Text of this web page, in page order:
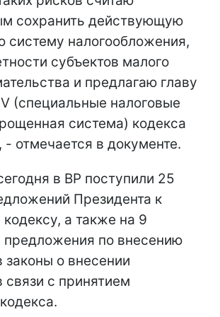
сохранить действующую
систему налогообложения,
субъектов малого
и предлагаю главу
(специальные налоговые
система) кодекса
- отмечается в документе.
в ВР поступили 25
Президента к
а также на 9
предложения по внесению
законы о внесении
связи с принятием